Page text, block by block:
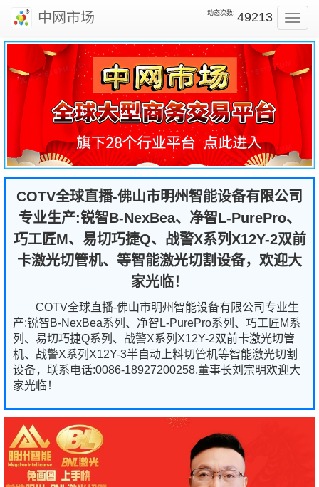
中网市场 动态次数: 49213
COTV全球直播-佛山市明州智能设备有限公司
专业生产:锐智B-NexBea、净智L-PurePro、
巧工匠M、易切巧捷Q、战警X系列X12Y-2双前
卡激光切管机、等智能激光切割设备，欢迎大
家光临！
COTV全球直播-佛山市明州智能设备有限公司专业生
产:锐智B-NexBea系列、净智L-PurePro系列、巧工匠M系
列、易切巧捷Q系列、战警X系列X12Y-2双前卡激光切管
机、战警X系列X12Y-3半自动上料切管机等智能激光切割
设备，联系电话:0086-18927200258,董事长刘宗明欢迎大
家光临！